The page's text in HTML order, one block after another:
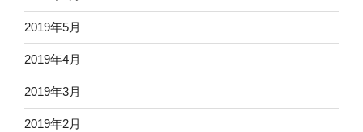
2019年5月
2019年4月
2019年3月
2019年2月